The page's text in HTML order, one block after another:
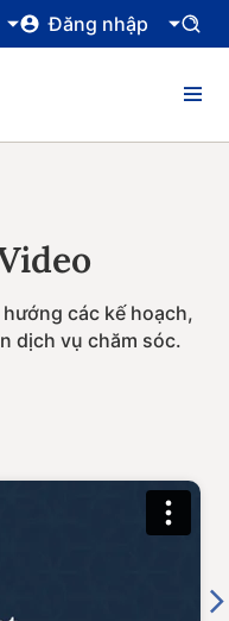
Đăng nhập
các kế hoạch,
dịch vụ chăm sóc.